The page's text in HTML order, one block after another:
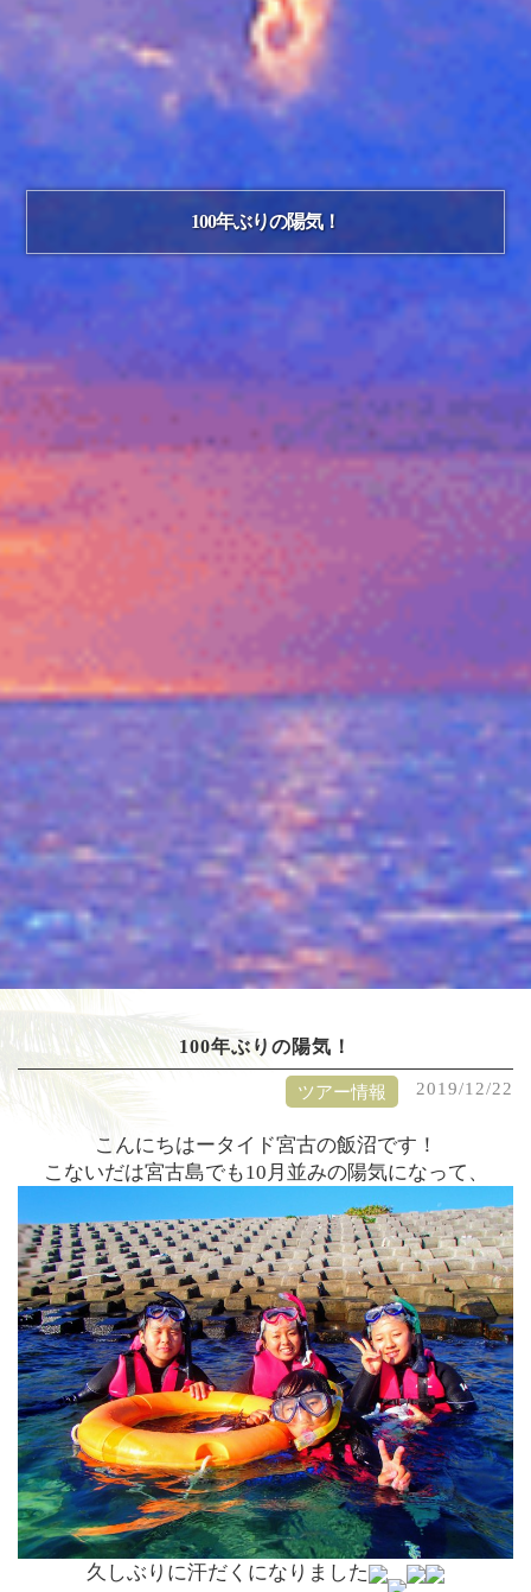
100年ぶりの陽気！
100年ぶりの陽気！
ツアー情報 2019/12/22
こんにちはータイド宮古の飯沼です！
こないだは宮古島でも10月並みの陽気になって、
久しぶりに汗だくになりました